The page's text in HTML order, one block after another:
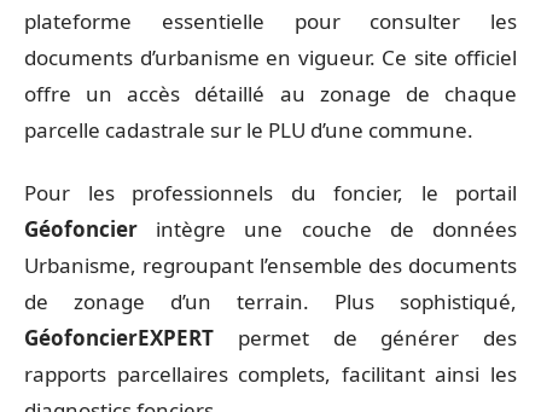
plateforme essentielle pour consulter les
documents d’urbanisme en vigueur. Ce site officiel
offre un accès détaillé au zonage de chaque
parcelle cadastrale sur le PLU d’une commune.
Pour les professionnels du foncier, le portail
Géofoncier intègre une couche de données
Urbanisme, regroupant l’ensemble des documents
de zonage d’un terrain. Plus sophistiqué,
GéofoncierEXPERT permet de générer des
rapports parcellaires complets, facilitant ainsi les